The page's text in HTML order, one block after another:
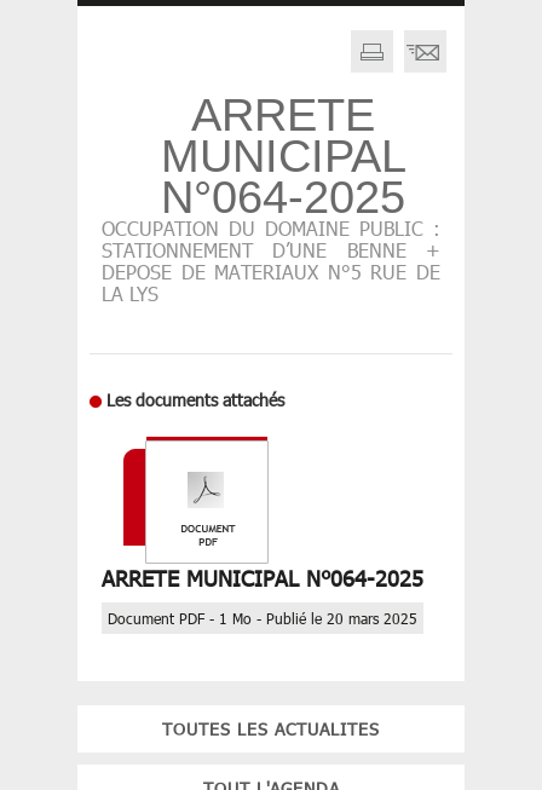
ARRETE
MUNICIPAL
N°064-2025
OCCUPATION DU DOMAINE PUBLIC :
STATIONNEMENT D’UNE BENNE +
DEPOSE DE MATERIAUX N°5 RUE DE
LA LYS
Les documents attachés
ARRETE MUNICIPAL N°064-2025
Document PDF - 1 Mo - Publié le 20 mars 2025
TOUTES LES ACTUALITES